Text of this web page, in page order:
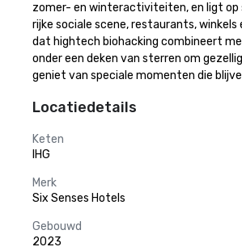
zomer- en winteractiviteiten, en ligt op
rijke sociale scene, restaurants,
dat hightech biohacking combineert
onder een deken van sterren om
geniet van speciale momenten die
Locatiedetails
Keten
IHG
Merk
Six Senses Hotels
Gebouwd
2023